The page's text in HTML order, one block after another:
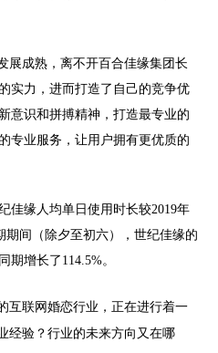
展成熟，离不开百合佳缘集团长
实力，进而打造了自己的竞争优
意识和拼搏精神，打造最专业的
专业服务，让用户拥有更优质的
佳缘人均单日使用时长较2019年
期间（除夕至初六），世纪佳缘的
期增长了114.5%。
互联网婚恋行业，正在进行着一
经验？行业的未来方向又在哪